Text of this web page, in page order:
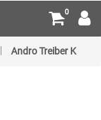
0
Andro Treiber K